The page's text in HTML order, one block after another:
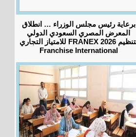
برعاية رئيس مجلس الوزراء … انطلاق
المعرض المصري السعودي الدولي
للامتياز التجاري FRANEX 2026 بتنظيم
Franchise International